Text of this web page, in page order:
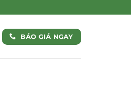
BÁO GIÁ NGAY